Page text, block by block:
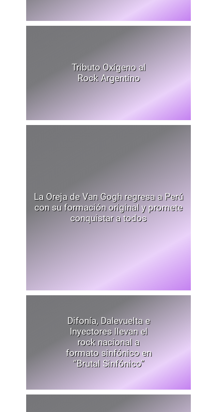
Tributo Oxígeno al
Rock Argentino
La Oreja de Van Gogh regresa a Perú
con su formación original y promete
conquistar a todos
Difonía, Dalevuelta e
Inyectores llevan el
rock nacional a
formato sinfónico en
“Brutal Sinfónico”